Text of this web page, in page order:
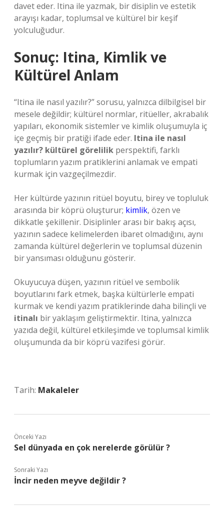
davet eder. Itina ile yazmak, bir disiplin ve estetik
arayışı kadar, toplumsal ve kültürel bir keşif
yolculuğudur.
Sonuç: Itina, Kimlik ve
Kültürel Anlam
“Itina ile nasıl yazılır?” sorusu, yalnızca dilbilgisel bir
mesele değildir; kültürel normlar, ritüeller, akrabalık
yapıları, ekonomik sistemler ve kimlik oluşumuyla iç
içe geçmiş bir pratiği ifade eder. Itina ile nasıl
yazılır? kültürel görelilik perspektifi, farklı
toplumların yazım pratiklerini anlamak ve empati
kurmak için vazgeçilmezdir.
Her kültürde yazının ritüel boyutu, birey ve topluluk
arasında bir köprü oluşturur; kimlik, özen ve
dikkatle şekillenir. Disiplinler arası bir bakış açısı,
yazının sadece kelimelerden ibaret olmadığını, aynı
zamanda kültürel değerlerin ve toplumsal düzenin
bir yansıması olduğunu gösterir.
Okuyucuya düşen, yazının ritüel ve sembolik
boyutlarını fark etmek, başka kültürlerle empati
kurmak ve kendi yazım pratiklerinde daha bilinçli ve
itinalı bir yaklaşım geliştirmektir. Itina, yalnızca
yazıda değil, kültürel etkileşimde ve toplumsal kimlik
oluşumunda da bir köprü vazifesi görür.
Tarih: Makaleler
Önceki Yazı
Sel dünyada en çok nerelerde görülür ?
Sonraki Yazı
İncir neden meyve değildir ?